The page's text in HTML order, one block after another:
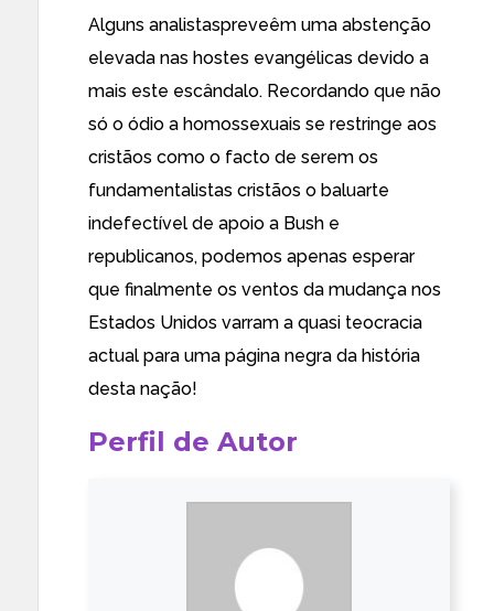
Alguns analistaspreveêm uma abstenção
elevada nas hostes evangélicas devido a
mais este escândalo. Recordando que não
só o ódio a homossexuais se restringe aos
cristãos como o facto de serem os
fundamentalistas cristãos o baluarte
indefectível de apoio a Bush e
republicanos, podemos apenas esperar
que finalmente os ventos da mudança nos
Estados Unidos varram a quasi teocracia
actual para uma página negra da história
desta nação!
Perfil de Autor